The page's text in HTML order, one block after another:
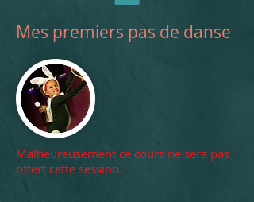
Mes premiers pas de danse
Malheureusement ce cours ne sera pas
offert cette session. ​